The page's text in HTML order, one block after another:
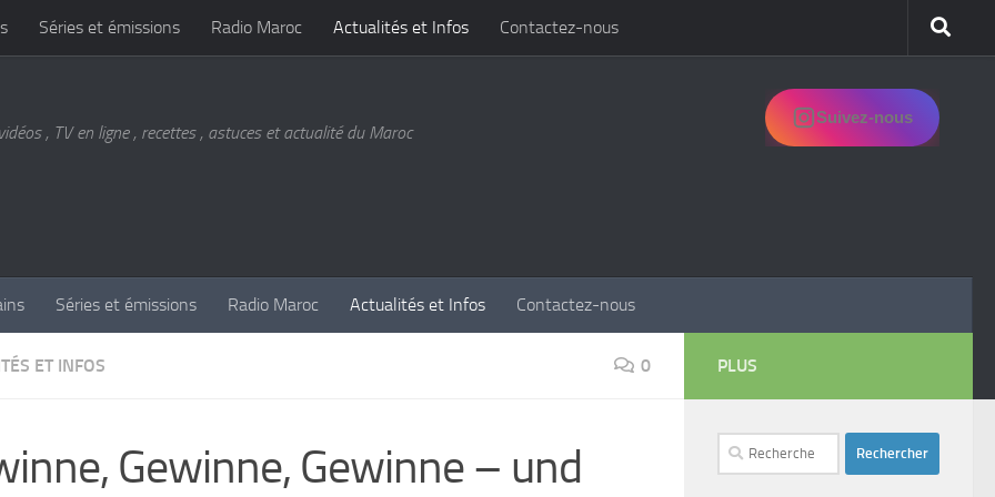
Séries et émissions Radio Maroc Actualités et Infos Contactez-nous
, TV en ligne , recettes , astuces et actualité du Maroc
Suivez-nous
Séries et émissions Radio Maroc Actualités et Infos Contactez-nous
ET INFOS 0
Gewinne, Gewinne – und
PLUS
Rechercher :